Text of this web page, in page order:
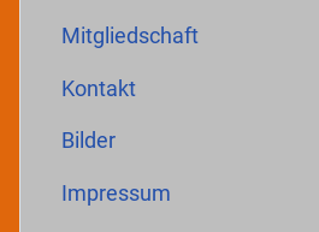
Mitgliedschaft
Kontakt
Bilder
Impressum